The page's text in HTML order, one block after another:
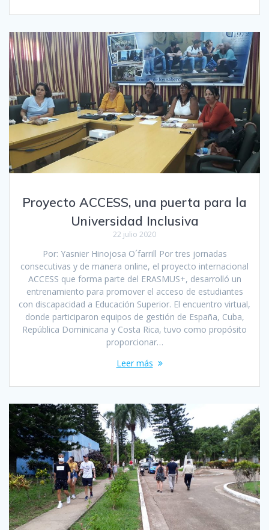
Proyecto ACCESS, una puerta para la
Universidad Inclusiva
22 julio 2020
Por: Yasnier Hinojosa O´farrill Por tres jornadas
consecutivas y de manera online, el proyecto internacional
ACCESS que forma parte del ERASMUS+, desarrolló un
entrenamiento para promover el acceso de estudiantes
con discapacidad a Educación Superior. El encuentro virtual,
donde participaron equipos de gestión de España, Cuba,
República Dominicana y Costa Rica, tuvo como propósito
proporcionar…
Leer más